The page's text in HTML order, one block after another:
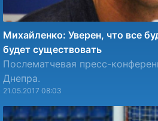
Михайленко: Уверен, что все
будет существовать
Послематчевая пресс-
Днепра.
21.05.2017 08:03